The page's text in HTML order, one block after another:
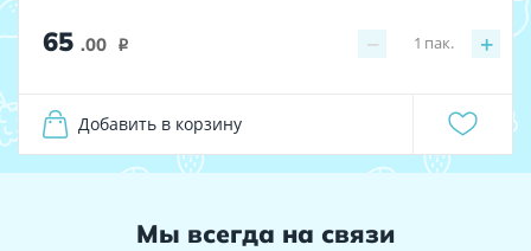
65 .00 i − +
1 пак.
Добавить в корзину
Мы всегда на связи